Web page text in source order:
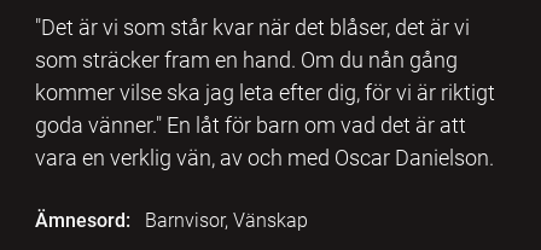
"Det är vi som står kvar när det blåser, det är vi
som sträcker fram en hand. Om du nån gång
kommer vilse ska jag leta efter dig, för vi är riktigt
goda vänner." En låt för barn om vad det är att
vara en verklig vän, av och med Oscar Danielson.
Ämnesord:
Barnvisor, Vänskap